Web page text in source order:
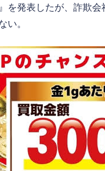
を発表したが、詐欺
い。